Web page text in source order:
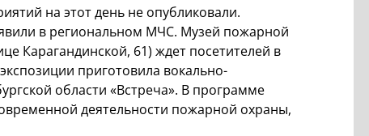
на этот день не опубликовали.
в региональном МЧС. Музей пожарной
Карагандинской, 61) ждет посетителей в
приготовила вокально-
области «Встреча». В программе
деятельности пожарной охраны,